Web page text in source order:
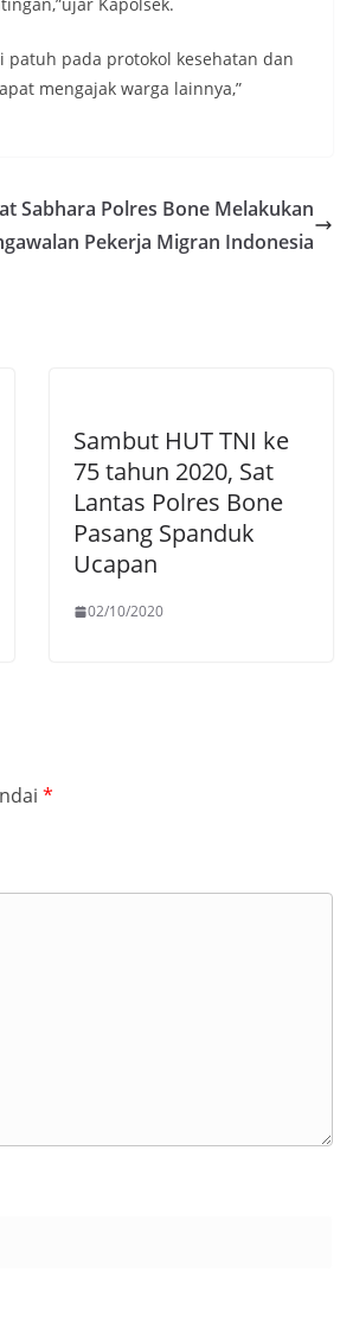
patuh pada protokol kesehatan dan
mengajak warga lainnya,”
Sabhara Polres Bone Melakukan
Pekerja Migran Indonesia
Sambut HUT TNI ke
75 tahun 2020, Sat
Lantas Polres Bone
Pasang Spanduk
Ucapan
02/10/2020
*